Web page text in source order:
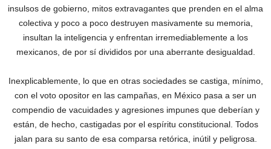
insulsos de gobierno, mitos extravagantes que prenden en el alma
colectiva y poco a poco destruyen masivamente su memoria,
insultan la inteligencia y enfrentan irremediablemente a los
mexicanos, de por sí divididos por una aberrante desigualdad.
Inexplicablemente, lo que en otras sociedades se castiga, mínimo,
con el voto opositor en las campañas, en México pasa a ser un
compendio de vacuidades y agresiones impunes que deberían y
están, de hecho, castigadas por el espíritu constitucional. Todos
jalan para su santo de esa comparsa retórica, inútil y peligrosa.